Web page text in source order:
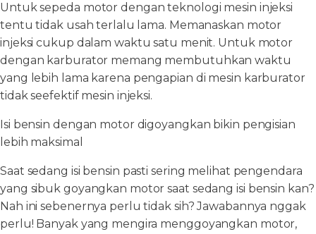
Untuk sepeda motor dengan teknologi mesin injeksi
tentu tidak usah terlalu lama. Memanaskan motor
injeksi cukup dalam waktu satu menit. Untuk motor
dengan karburator memang membutuhkan waktu
yang lebih lama karena pengapian di mesin karburator
tidak seefektif mesin injeksi.
Isi bensin dengan motor digoyangkan bikin pengisian
lebih maksimal
Saat sedang isi bensin pasti sering melihat pengendara
yang sibuk goyangkan motor saat sedang isi bensin kan?
Nah ini sebenernya perlu tidak sih? Jawabannya nggak
perlu! Banyak yang mengira menggoyangkan motor,